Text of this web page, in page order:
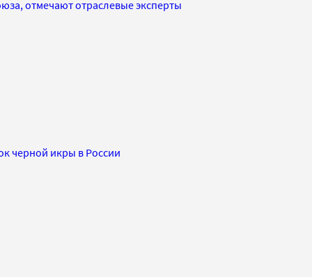
отмечают отраслевые эксперты
черной икры в России